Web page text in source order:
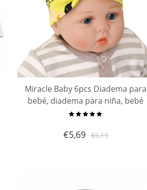
Miracle Baby 6pcs Diadema para
bebé, diadema para niña, bebé
recién nacido
€5,69 €6,13